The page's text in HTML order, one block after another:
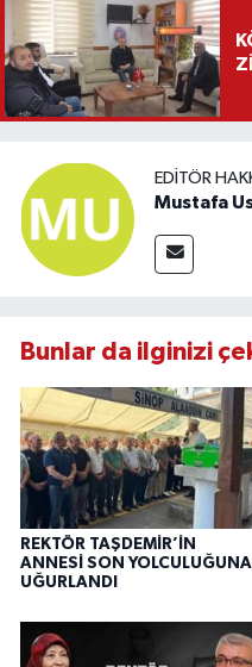
EDITÖR
Mustafa
Bunlar da ilginizi
REKTÖR TAŞDEMİR’İN
ANNESİ SON YOLCULUĞUNA
UĞURLANDI